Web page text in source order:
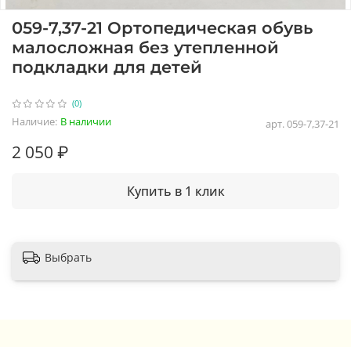
(0)
арт.059-7,37-21
Наличие: В наличии
059-7,37-21 Ортопедическая обувь
малосложная без утепленной
подкладки для детей
2 050 ₽
Купить в 1 клик
Выбрать